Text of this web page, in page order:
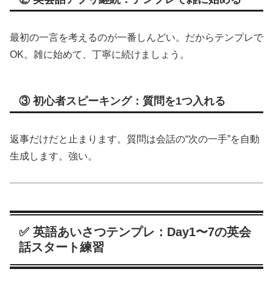
最初の一言を考えるのが一番しんどい。だからテンプレで
OK。雑に始めて、丁寧に続けましょう。
③ 初心者スピーキング：質問を1つ入れる
返事だけだと止まります。質問は会話の“次の一手”を自動
生成します。強い。
✅ 英語あいさつテンプレ：Day1〜7の英会
話スタート練習